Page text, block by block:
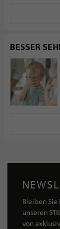
BESSER
Bleiben Sie
unseren
von